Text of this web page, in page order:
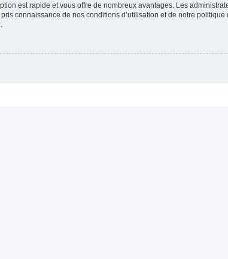
est rapide et vous offre de nombreux avantages. Les
connaissance de nos conditions d’utilisation et de notre